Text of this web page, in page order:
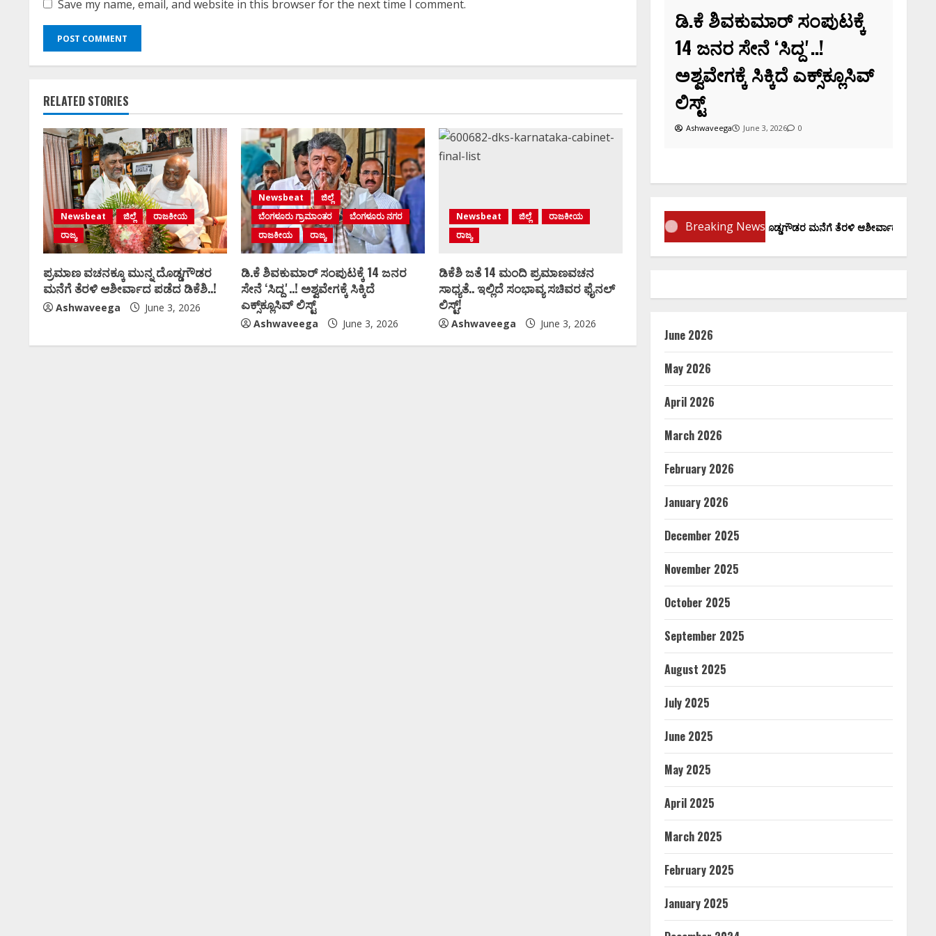
Save my name, email, and website in this browser for the next time I comment.
RELATED STORIES
Newsbeat ಜಿಲ್ಲೆ
ರಾಜಕೀಯ
ರಾಜ್ಯ
ಪ್ರಮಾಣ ವಚನಕ್ಕೂ ಮುನ್ನ ದೊಡ್ಡಗೌಡರ
ಮನೆಗೆ ತೆರಳಿ ಆಶೀರ್ವಾದ ಪಡೆದ ಡಿಕೆಶಿ..!
Ashwaveega June 3, 2026
Newsbeat
ಜಿಲ್ಲೆ
ಬೆಂಗಳೂರು ಗ್ರಾಮಾಂತರ
ಬೆಂಗಳೂರು ನಗರ
ರಾಜಕೀಯ
ರಾಜ್ಯ
ಡಿ.ಕೆ ಶಿವಕುಮಾರ್‌ ಸಂಪುಟಕ್ಕೆ 14 ಜನರ
ಸೇನೆ ʻಸಿದ್ದʼ..! ಅಶ್ವವೇಗಕ್ಕೆ ಸಿಕ್ಕಿದೆ
ಎಕ್ಸ್‌ಕ್ಲೂಸಿವ್‌ ಲಿಸ್ಟ್‌
Ashwaveega June 3, 2026
Newsbeat ಜಿಲ್ಲೆ
ರಾಜಕೀಯ
ರಾಜ್ಯ
ಡಿಕೆಶಿ ಜತೆ 14 ಮಂದಿ ಪ್ರಮಾಣವಚನ
ಸಾಧ್ಯತೆ.. ಇಲ್ಲಿದೆ ಸಂಭಾವ್ಯ ಸಚಿವರ ಫೈನಲ್
ಲಿಸ್ಟ್‌!
Ashwaveega June 3, 2026
ಆಘಾತ; ʻಹಿಟ್ಲರ್ ಕಲ್ಯಾಣʼ
ನಟನ ದುರಂತ ಅಂತ್ಯ!
ದೊಡ್ಡಗೌಡರ ಮನೆಗೆ ತೆರಳಿ
ಡಿ.ಕೆ ಶಿವಕುಮಾರ್‌ ಸಂಪುಟಕ್ಕೆ
14 ಜನರ ಸೇನೆ ʻಸಿದ್ದʼ..!
ಅಶ್ವವೇಗಕ್ಕೆ ಸಿಕ್ಕಿದೆ ಎಕ್ಸ್‌ಕ್ಲೂಸಿವ್‌
June 3, 2026 0
Breaking News
ಪ್ರಮಾಣ ವಚನಕ್ಕೂ ಮುನ್ನ ದೊಡ್ಡಗೌಡರ ಮನೆಗೆ ತೆರಳಿ ಆಶೀರ್ವಾದ ಪಡೆದ ಡಿಕೆಶಿ..!
June 2026
May 2026
April 2026
March 2026
February 2026
January 2026
December 2025
November 2025
October 2025
September 2025
August 2025
July 2025
June 2025
May 2025
April 2025
March 2025
February 2025
January 2025